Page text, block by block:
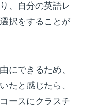
、自分の英語レ
択をすることが
にできるため、
たと感じたら、
ースにクラスチ